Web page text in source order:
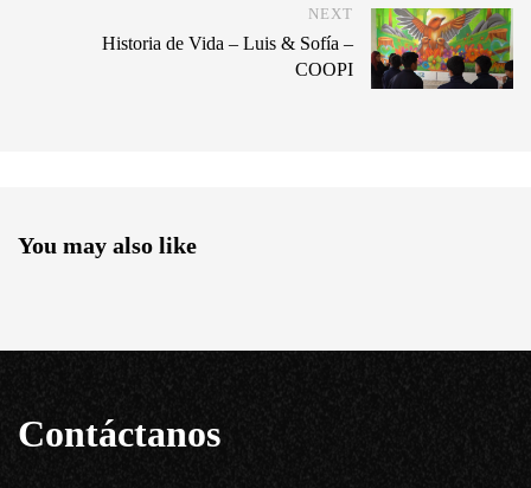
NEXT
Historia de Vida – Luis & Sofía –
COOPI
You may also like
Contáctanos